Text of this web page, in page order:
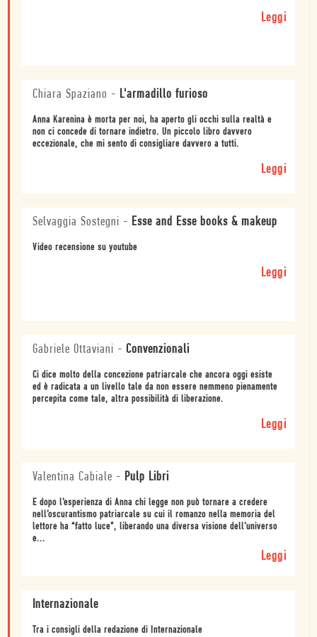
Leggi
Chiara Spaziano - L'armadillo furioso
Anna Karenina è morta per noi, ha aperto gli occhi sulla realtà e
non ci concede di tornare indietro. Un piccolo libro davvero
eccezionale, che mi sento di consigliare davvero a tutti.
Leggi
Selvaggia Sostegni - Esse and Esse books & makeup
Video recensione su youtube
Leggi
Gabriele Ottaviani - Convenzionali
Ci dice molto della concezione patriarcale che ancora oggi esiste
ed è radicata a un livello tale da non essere nemmeno pienamente
percepita come tale, altra possibilità di liberazione.
Leggi
Valentina Cabiale - Pulp Libri
E dopo l’esperienza di Anna chi legge non può tornare a credere
nell’oscurantismo patriarcale su cui il romanzo nella memoria del
lettore ha “fatto luce”, liberando una diversa visione dell’universo
e...
Leggi
Internazionale
Tra i consigli della redazione di Internazionale